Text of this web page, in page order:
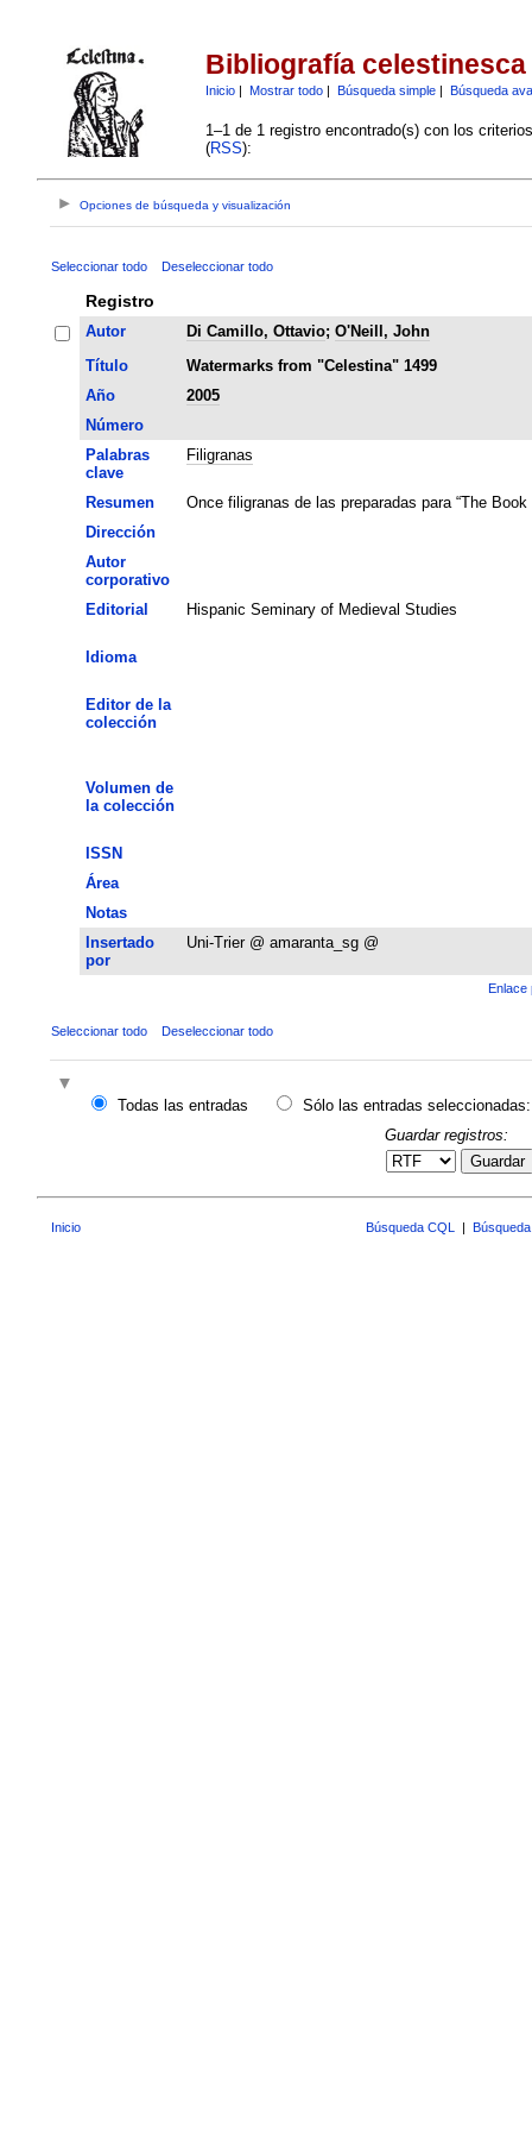
Bibliografía celestinesca
Inicio| Mostrar todo| Búsqueda simple| Búsqueda
1–1 de 1 registro encontrado(s) con los
(RSS):
Opciones de búsqueda y visualización
Seleccionar todo Deseleccionar todo
Registro
Autor Di Camillo, Ottavio; O'Neill, John
Título
Watermarks from "Celestina" 1499
Año
2005
Número
Palabras
clave
Filigranas
Resumen
Once filigranas de las preparadas para “The
Dirección
Autor
corporativo
Editorial
Hispanic Seminary of Medieval Studies
Idioma
Editor de la
colección
Volumen de
la colección
ISSN
Área
Notas
Insertado
por
Uni-Trier @ amaranta_sg @
Enlace
Seleccionar todo Deseleccionar todo
Todas las entradas
Sólo las entradas seleccionadas:
Guardar registros:
Guardar
Inicio Búsqueda CQL